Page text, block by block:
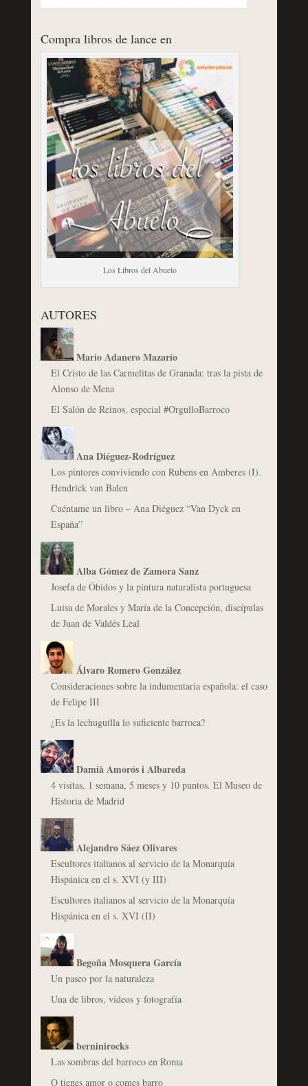
Compra libros de lance en
Los Libros del Abuelo
AUTORES
Mario Adanero Mazarío
El Cristo de las Carmelitas de Granada: tras la pista de
Alonso de Mena
El Salón de Reinos, especial #OrgulloBarroco
Ana Diéguez-Rodríguez
Los pintores conviviendo con Rubens en Amberes (I).
Hendrick van Balen
Cuéntame un libro – Ana Diéguez “Van Dyck en
España”
Alba Gómez de Zamora Sanz
Josefa de Óbidos y la pintura naturalista portuguesa
Luisa de Morales y María de la Concepción, discípulas
de Juan de Valdés Leal
Álvaro Romero González
Consideraciones sobre la indumentaria española: el caso
de Felipe III
¿Es la lechuguilla lo suficiente barroca?
Damià Amorós i Albareda
4 visitas, 1 semana, 5 meses y 10 puntos. El Museo de
Historia de Madrid
Alejandro Sáez Olivares
Escultores italianos al servicio de la Monarquía
Hispánica en el s. XVI (y III)
Escultores italianos al servicio de la Monarquía
Hispánica en el s. XVI (II)
Begoña Mosquera García
Un paseo por la naturaleza
Una de libros, vídeos y fotografía
berninirocks
Las sombras del barroco en Roma
O tienes amor o comes barro